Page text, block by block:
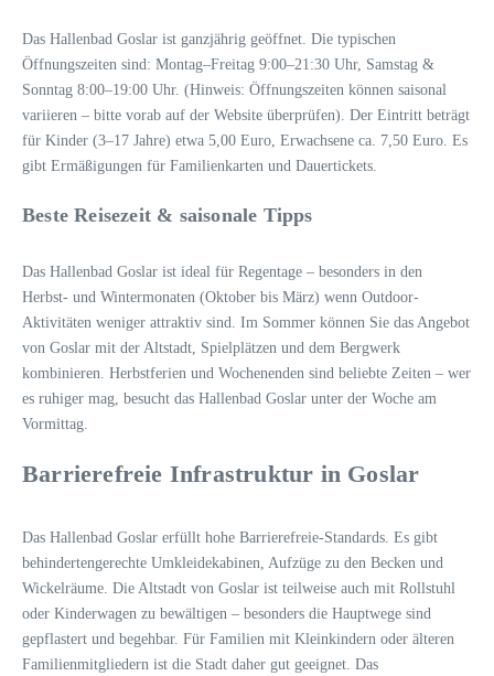
Das Hallenbad Goslar ist ganzjährig geöffnet. Die typischen
Öffnungszeiten sind: Montag–Freitag 9:00–21:30 Uhr, Samstag &
Sonntag 8:00–19:00 Uhr. (Hinweis: Öffnungszeiten können saisonal
variieren – bitte vorab auf der Website überprüfen). Der Eintritt beträgt
für Kinder (3–17 Jahre) etwa 5,00 Euro, Erwachsene ca. 7,50 Euro. Es
gibt Ermäßigungen für Familienkarten und Dauertickets.
Beste Reisezeit & saisonale Tipps
Das Hallenbad Goslar ist ideal für Regentage – besonders in den
Herbst- und Wintermonaten (Oktober bis März) wenn Outdoor-
Aktivitäten weniger attraktiv sind. Im Sommer können Sie das Angebot
von Goslar mit der Altstadt, Spielplätzen und dem Bergwerk
kombinieren. Herbstferien und Wochenenden sind beliebte Zeiten – wer
es ruhiger mag, besucht das Hallenbad Goslar unter der Woche am
Vormittag.
Barrierefreie Infrastruktur in Goslar
Das Hallenbad Goslar erfüllt hohe Barrierefreie-Standards. Es gibt
behindertengerechte Umkleidekabinen, Aufzüge zu den Becken und
Wickelräume. Die Altstadt von Goslar ist teilweise auch mit Rollstuhl
oder Kinderwagen zu bewältigen – besonders die Hauptwege sind
gepflastert und begehbar. Für Familien mit Kleinkindern oder älteren
Familienmitgliedern ist die Stadt daher gut geeignet. Das